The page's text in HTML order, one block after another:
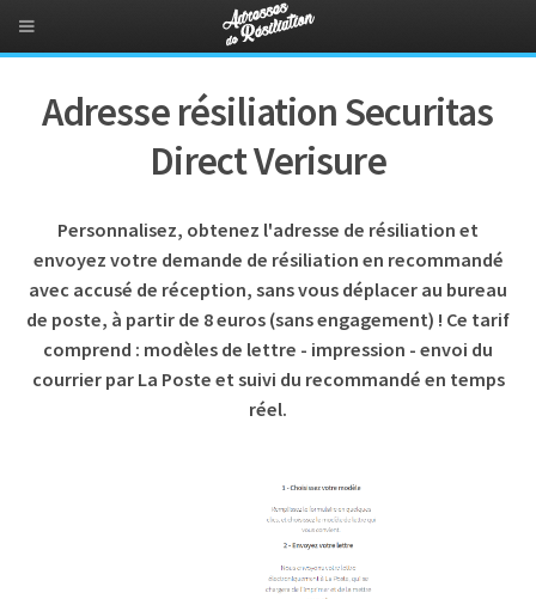
Adresse résiliation Securitas
Direct Verisure
Personnalisez, obtenez l'adresse de résiliation et
envoyez votre demande de résiliation en recommandé
avec accusé de réception, sans vous déplacer au bureau
de poste, à partir de 8 euros (sans engagement) ! Ce tarif
comprend : modèles de lettre - impression - envoi du
courrier par La Poste et suivi du recommandé en temps
réel.